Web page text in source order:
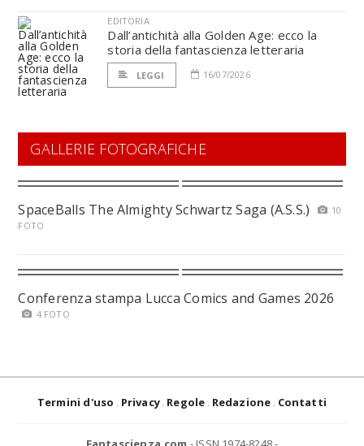
EDITORIA
Dall’antichità alla Golden Age: ecco la
storia della fantascienza letteraria
LEGGI 16/07/2026
GALLERIE FOTOGRAFICHE
SpaceBalls The Almighty Schwartz Saga (A.S.S.)
10
FOTO
Conferenza stampa Lucca Comics and Games 2026
4 FOTO
Termini d'uso Privacy Regole Redazione Contatti